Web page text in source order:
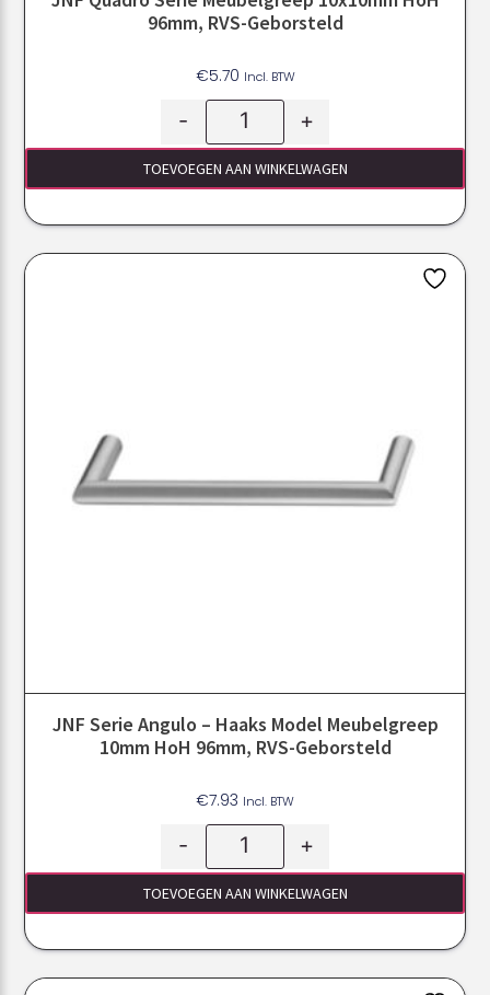
96mm, RVS-Geborsteld
€5.70 Incl. BTW
- +
TOEVOEGEN AAN WINKELWAGEN
JNF Serie Angulo – Haaks Model Meubelgreep
10mm HoH 96mm, RVS-Geborsteld
€7.93 Incl. BTW
- +
TOEVOEGEN AAN WINKELWAGEN